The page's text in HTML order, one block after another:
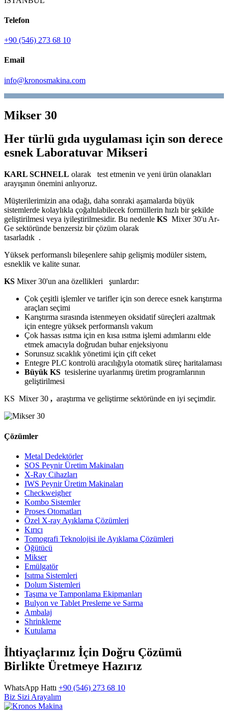
Telefon
+90 (546) 273 68 10
Email
info@kronosmakina.com
Mikser 30
Her türlü gıda uygulaması için son derece
esnek Laboratuvar Mikseri
KARL SCHNELL olarak test etmenin ve yeni ürün olanakları
arayışının önemini anlıyoruz.
Müşterilerimizin ana odağı, daha sonraki aşamalarda büyük
sistemlerde kolaylıkla çoğaltılabilecek formüllerin hızlı bir şekilde
geliştirilmesi veya iyileştirilmesidir. Bu nedenle KS Mixer 30'u Ar-
Ge sektöründe benzersiz bir çözüm olarak
tasarladık .
Yüksek performanslı bileşenlere sahip gelişmiş modüler sistem,
esneklik ve kalite sunar.
KS Mixer 30'un ana özellikleri şunlardır:
Çok çeşitli işlemler ve tarifler için son derece esnek karıştırma
araçları seçimi
Karıştırma sırasında istenmeyen oksidatif süreçleri azaltmak
için entegre yüksek performanslı vakum
Çok hassas ısıtma için en kısa ısıtma işlemi adımlarını elde
etmek amacıyla doğrudan buhar enjeksiyonu
Sorunsuz sıcaklık yönetimi için çift ceket
Entegre PLC kontrolü aracılığıyla otomatik süreç haritalaması
Büyük KS tesislerine uyarlanmış üretim programlarının
geliştirilmesi
KS Mixer 30 , araştırma ve geliştirme sektöründe en iyi seçimdir.
Çözümler
Metal Dedektörler
SOS Peynir Üretim Makinaları
X-Ray Cihazları
IWS Peynir Üretim Makinaları
Checkweigher
Kombo Sistemler
Proses Otomatları
Özel X-ray Ayıklama Çözümleri
Kırıcı
Tomografi Teknolojisi ile Ayıklama Çözümleri
Öğütücü
Mikser
Emülgatör
Isıtma Sistemleri
Dolum Sistemleri
Taşıma ve Tamponlama Ekipmanları
Bulyon ve Tablet Presleme ve Sarma
Ambalaj
Shrinkleme
Kutulama
İhtiyaçlarınız İçin Doğru Çözümü
Birlikte Üretmeye Hazırız
WhatsApp Hattı +90 (546) 273 68 10
Biz Sizi Arayalım